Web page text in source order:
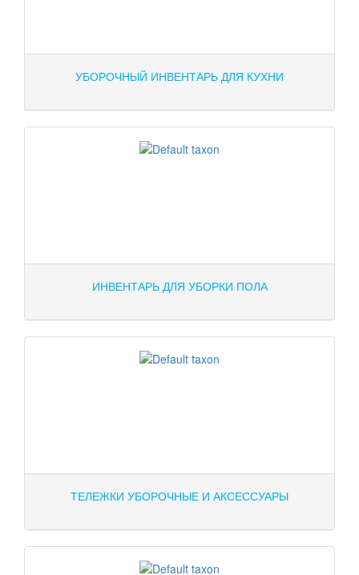
УБОРОЧНЫЙ ИНВЕНТАРЬ ДЛЯ КУХНИ
ИНВЕНТАРЬ ДЛЯ УБОРКИ ПОЛА
ТЕЛЕЖКИ УБОРОЧНЫЕ И АКСЕССУАРЫ